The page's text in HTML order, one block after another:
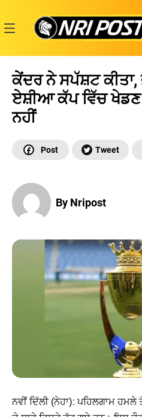
content
ਕੇਂਦਰ ਨੇ ਸਪੱਸ਼ਟ ਕੀਤਾ,
ਏਸ਼ੀਆ ਕੱਪ ਵਿੱਚ ਖੇਡਣ
ਨਹੀਂ
By Nripost
ਨਵੀਂ ਦਿੱਲੀ (ਨੇਹਾ): ਪਹਿਲਗਾਮ